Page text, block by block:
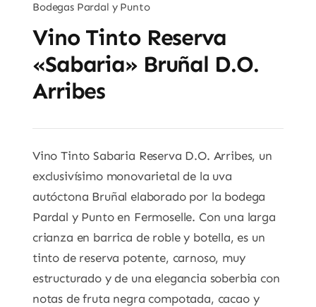
Bodegas Pardal y Punto
Vino Tinto Reserva
«Sabaria» Bruñal D.O.
Arribes
Vino Tinto Sabaria Reserva D.O. Arribes, un
exclusivísimo monovarietal de la uva
autóctona Bruñal elaborado por la bodega
Pardal y Punto en Fermoselle. Con una larga
crianza en barrica de roble y botella, es un
tinto de reserva potente, carnoso, muy
estructurado y de una elegancia soberbia con
notas de fruta negra compotada, cacao y